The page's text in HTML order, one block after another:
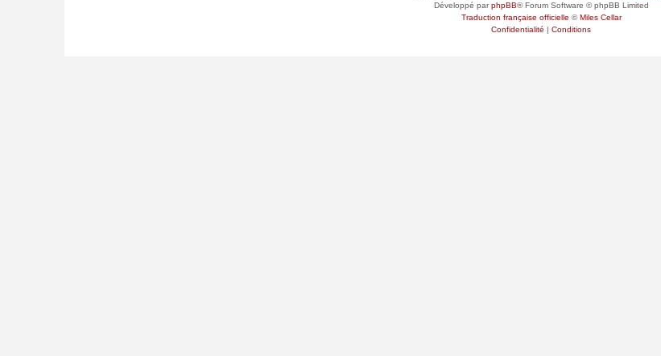
Développé parphpBB® Forum Software © phpBB Limited
Traduction française officielle ©Miles Cellar
Confidentialité | Conditions